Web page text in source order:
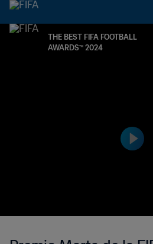
THE BEST FIFA FOOTBALL
AWARDS™ 2024